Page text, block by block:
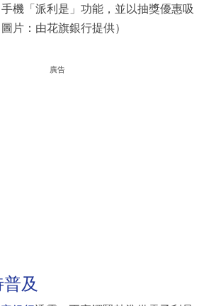
機「派利是」功能，並以抽獎優惠吸
片：由花旗銀行提供）
廣告
及